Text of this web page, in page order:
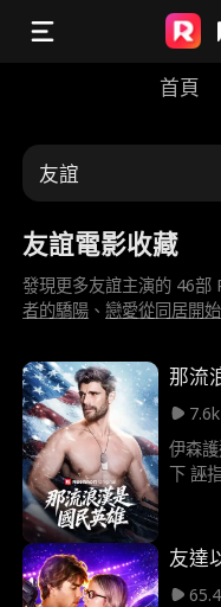
首頁
友誼
友誼電影收藏
發現更多友誼主演的 46部
者的驕陽 、戀愛從同居開始
那流
7.6k
伊森
下 誣
伊森
他美
友達